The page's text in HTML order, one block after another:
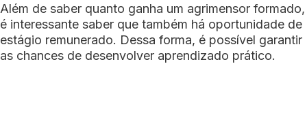
Além de saber quanto ganha um agrimensor formado,
é interessante saber que também há oportunidade de
estágio remunerado. Dessa forma, é possível garantir
as chances de desenvolver aprendizado prático.